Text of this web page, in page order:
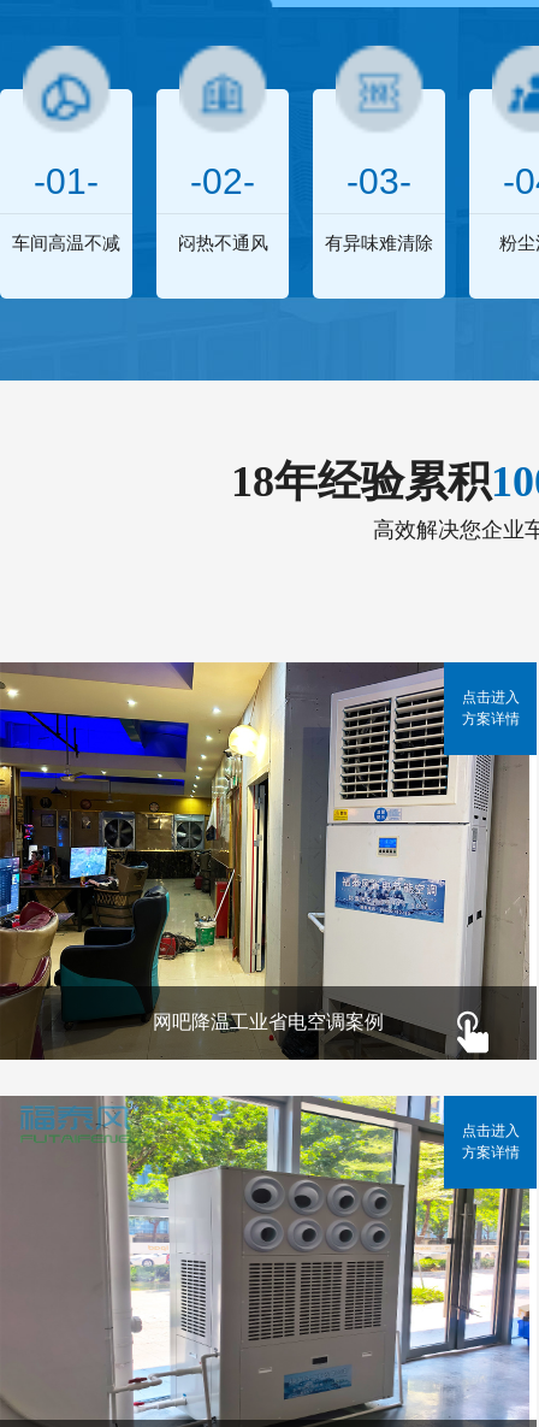
-01-
车间高温不减
-02-
闷热不通风
-03-
有异味难清除
-
粉尘
18年经验累积
高效解决您企业
网吧降温工业省电空调案例
点击进入
方案详情
点击进入
方案详情